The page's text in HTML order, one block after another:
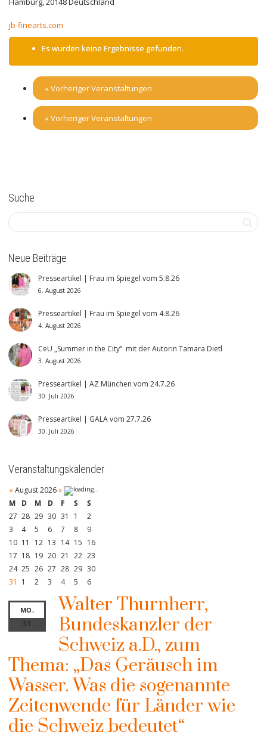
jb-finearts.com
Es wurden keine Ergebnisse gefunden.
«Vorheriger Veranstaltungen
«Vorheriger Veranstaltungen
Suche
Neue Beiträge
Presseartikel | Frau im Spiegel vom 5.8.26
6. August 2026
Presseartikel | Frau im Spiegel vom 4.8.26
4. August 2026
CeU „Summer in the City“ mit der Autorin Tamara Dietl
3. August 2026
Presseartikel | AZ München vom 24.7.26
30. Juli 2026
Presseartikel | GALA vom 27.7.26
30. Juli 2026
Veranstaltungskalender
« August 2026»
M
D M D F S
S
27 28 29 30 31 1
2
3
4 5 6 7 8
9
10 11 12 13 14 15 16
17 18 19 20 21 22 23
24 25 26 27 28 29 30
31
1 2 3 4 5 6
MO.
31
Walter Thurnherr,
Bundeskanzler der
Schweiz a.D., zum
Thema: „Das Geräusch im
Wasser. Was die sogenannte
Zeitenwende für Länder wie
die Schweiz bedeutet“